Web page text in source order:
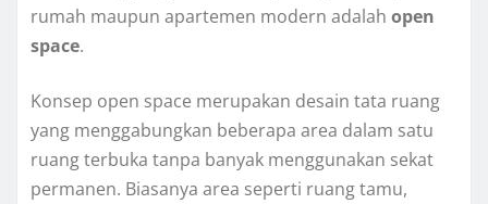
rumah maupun apartemen modern adalah open
space.
Konsep open space merupakan desain tata ruang
yang menggabungkan beberapa area dalam satu
ruang terbuka tanpa banyak menggunakan sekat
permanen. Biasanya area seperti ruang tamu,